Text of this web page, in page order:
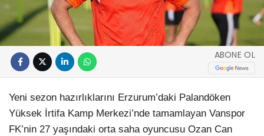
ABONE OL
Yeni sezon hazırlıklarını Erzurum’daki Palandöken
Yüksek İrtifa Kamp Merkezi’nde tamamlayan Vanspor
FK’nin 27 yaşındaki orta saha oyuncusu Ozan Can